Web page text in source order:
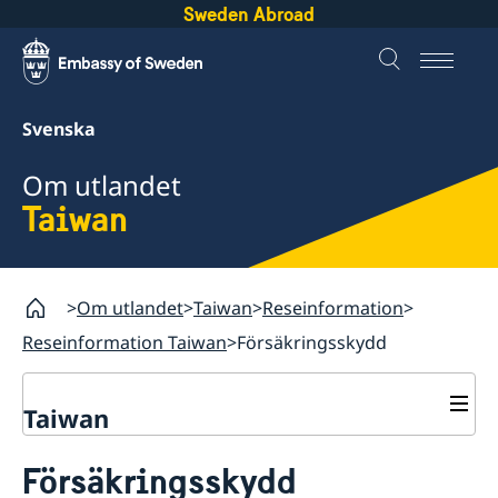
Sweden Abroad
Svenska
Om utlandet
Taiwan
Om utlandet Taiwan Reseinformation
Reseinformation Taiwan Försäkringsskydd
Taiwan
Hjälp till svenskar i Taiwan
Försäkringsskydd